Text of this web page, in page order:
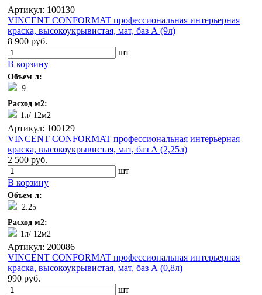
Артикул: 100130
VINCENT CONFORMAT профессиональная интерьерная
краска, высокоукрывистая, мат, баз А (9л)
8 900 руб.
шт
В корзину
Объем л:
9
Расход м2:
1л/ 12м2
Артикул: 100129
VINCENT CONFORMAT профессиональная интерьерная
краска, высокоукрывистая, мат, баз А (2,25л)
2 500 руб.
шт
В корзину
Объем л:
2.25
Расход м2:
1л/ 12м2
Артикул: 200086
VINCENT CONFORMAT профессиональная интерьерная
краска, высокоукрывистая, мат, баз А (0,8л)
990 руб.
шт